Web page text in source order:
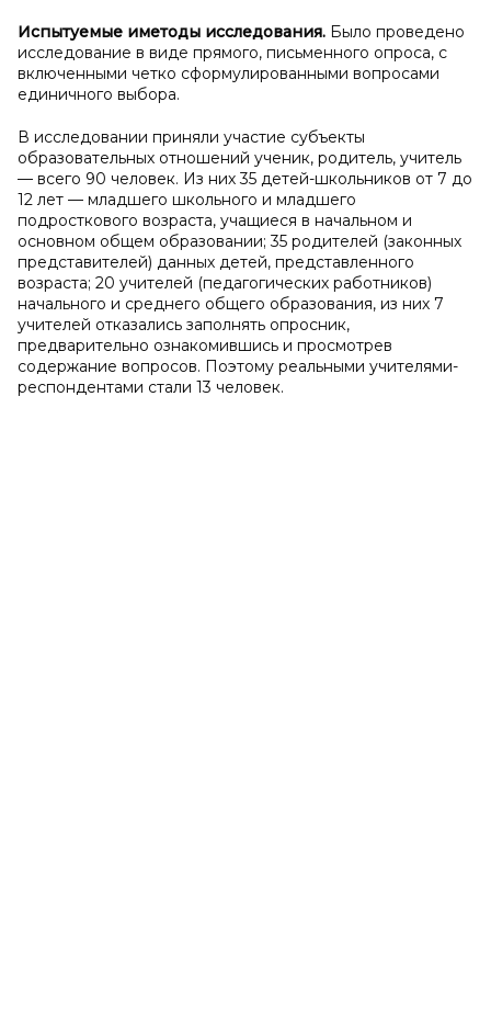
Испытуемые иметоды исследования. Было проведено
исследование в виде прямого, письменного опроса, с
включенными четко сформулированными вопросами
единичного выбора.
В исследовании приняли участие субъекты
образовательных отношений ученик, родитель, учитель
— всего 90 человек. Из них 35 детей-школьников от 7 до
12 лет — младшего школьного и младшего
подросткового возраста, учащиеся в начальном и
основном общем образовании; 35 родителей (законных
представителей) данных детей, представленного
возраста; 20 учителей (педагогических работников)
начального и среднего общего образования, из них 7
учителей отказались заполнять опросник,
предварительно ознакомившись и просмотрев
содержание вопросов. Поэтому реальными учителями-
респондентами стали 13 человек.